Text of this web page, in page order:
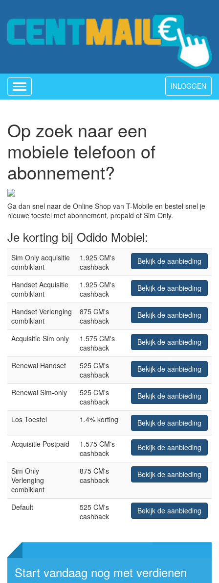
Toggle
navigation
INLOGGEN
Op zoek naar een
mobiele telefoon of
abonnement?
Ga dan snel naar de Online Shop van T-Mobile en bestel snel je
nieuwe toestel met abonnement, prepaid of Sim Only.
Je korting bij Odido Mobiel:
Sim Only acquisitie
combiklant
1.925 CM's
cashback
Bekijk de aanbieding
Handset Acquisitie
combiklant
1.925 CM's
cashback
Bekijk de aanbieding
Handset Verlenging
combiklant
875 CM's
cashback
Bekijk de aanbieding
Acquisitie Sim only
1.575 CM's
cashback
Bekijk de aanbieding
Renewal Handset
525 CM's
cashback
Bekijk de aanbieding
Renewal Sim-only
525 CM's
cashback
Bekijk de aanbieding
Los Toestel 1.4% korting Bekijk de aanbieding
Acquisitie Postpaid
1.575 CM's
cashback
Bekijk de aanbieding
Sim Only
Verlenging
combiklant
875 CM's
cashback
Bekijk de aanbieding
Default
525 CM's
cashback
Bekijk de aanbieding
Start vandaag nog met verdienen